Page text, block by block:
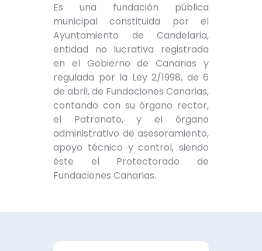
Es una fundación pública
municipal constituida por el
Ayuntamiento de Candelaria,
entidad no lucrativa registrada
en el Gobierno de Canarias y
regulada por la Ley 2/1998, de 6
de abril, de Fundaciones Canarias,
contando con su órgano rector,
el Patronato, y el órgano
administrativo de asesoramiento,
apoyo técnico y control, siendo
éste el Protectorado de
Fundaciones Canarias.